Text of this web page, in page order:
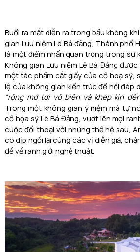
Buổi ra mắt diễn ra trong bầu không
gian Lưu niệm Lê Bá đảng, Thành phố
là một điểm nhấn quan trọng trong sự
Không gian Lưu niệm Lê Bá Đảng
một tác phẩm cắt giấy của cố hoạ sỹ,
lệ của không gian kiến trúc để hồi đáp
“rộng mở tới vô biên và khép kín
Trong một không gian ý niệm mà tự
cố họa sỹ Lê Bá Đảng, vượt lên mọi
cuộc đối thoại với những thế hệ sau,
có dịp ngồi lại cùng các vị diễn giả,
đề về ranh giới nghệ thuật.